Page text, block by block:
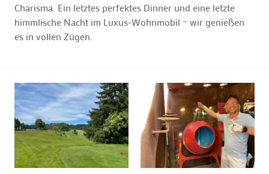
Charisma. Ein letztes perfektes Dinner und eine letzte
himmlische Nacht im Luxus-Wohnmobil – wir genießen
es in vollen Zügen.